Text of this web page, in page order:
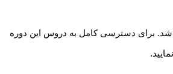
برای دسترسی کامل به دروس این دوره